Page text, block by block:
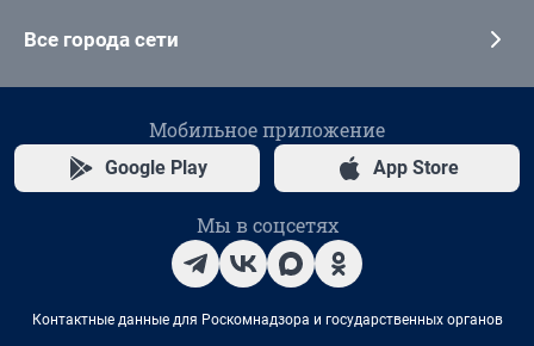
Все города сети
Мобильное приложение
Google Play App Store
Мы в соцсетях
Контактные данные для Роскомнадзора и государственных органов